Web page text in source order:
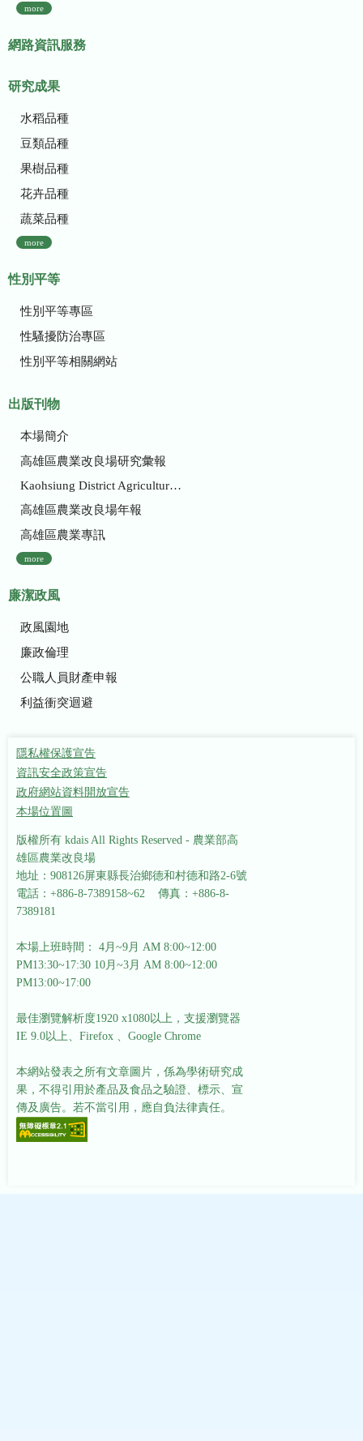
more
網路資訊服務
研究成果
水稻品種
豆類品種
果樹品種
花卉品種
蔬菜品種
more
性別平等
性別平等專區
性騷擾防治專區
性別平等相關網站
出版刊物
本場簡介
高雄區農業改良場研究彙報
Kaohsiung District Agricultural Research and Extension Station
高雄區農業改良場年報
高雄區農業專訊
more
廉潔政風
政風園地
廉政倫理
公職人員財產申報
利益衝突迴避
隱私權保護宣告
資訊安全政策宣告
政府網站資料開放宣告
本場位置圖
版權所有 kdais All Rights Reserved - 農業部高
雄區農業改良場
地址：908126屏東縣長治鄉德和村德和路2-6號
電話：+886-8-7389158~62 傳真：+886-8-
7389181
本場上班時間： 4月~9月 AM 8:00~12:00
PM13:30~17:30 10月~3月 AM 8:00~12:00
PM13:00~17:00
最佳瀏覽解析度1920 x1080以上，支援瀏覽器
IE 9.0以上、Firefox 、Google Chrome
本網站發表之所有文章圖片，係為學術研究成
果，不得引用於產品及食品之驗證、標示、宣
傳及廣告。若不當引用，應自負法律責任。